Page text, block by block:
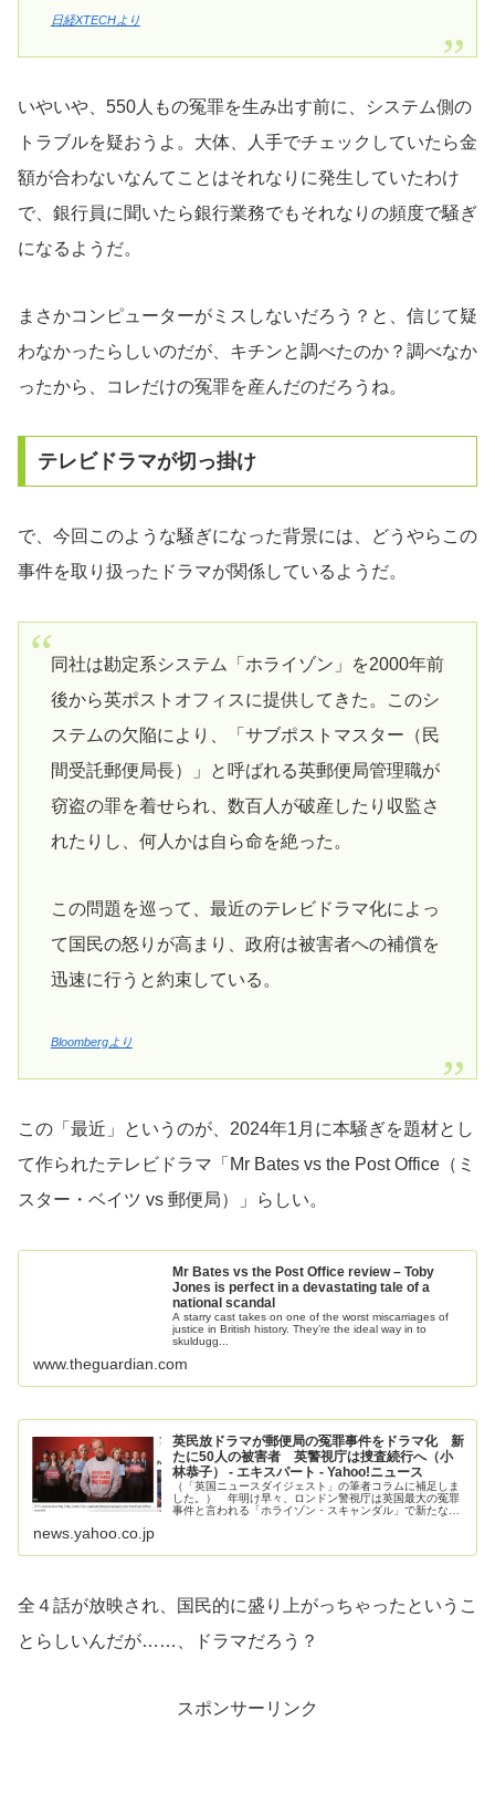
日経XTECHより
いやいや、550人もの冤罪を生み出す前に、システム側の
トラブルを疑おうよ。大体、人手でチェックしていたら金
額が合わないなんてことはそれなりに発生していたわけ
で、銀行員に聞いたら銀行業務でもそれなりの頻度で騒ぎ
になるようだ。
まさかコンピューターがミスしないだろう？と、信じて疑
わなかったらしいのだが、キチンと調べたのか？調べなか
ったから、コレだけの冤罪を産んだのだろうね。
テレビドラマが切っ掛け
で、今回このような騒ぎになった背景には、どうやらこの
事件を取り扱ったドラマが関係しているようだ。
同社は勘定系システム「ホライゾン」を2000年前
後から英ポストオフィスに提供してきた。このシ
ステムの欠陥により、「サブポストマスター（民
間受託郵便局長）」と呼ばれる英郵便局管理職が
窃盗の罪を着せられ、数百人が破産したり収監さ
れたりし、何人かは自ら命を絶った。
この問題を巡って、最近のテレビドラマ化によっ
て国民の怒りが高まり、政府は被害者への補償を
迅速に行うと約束している。
Bloombergより
この「最近」というのが、2024年1月に本騒ぎを題材とし
て作られたテレビドラマ「Mr Bates vs the Post Office（ミ
スター・ベイツ vs 郵便局）」らしい。
Mr Bates vs the Post Office review – Toby
Jones is perfect in a devastating tale of a
national scandal
A starry cast takes on one of the worst miscarriages of
justice in British history. They’re the ideal way in to
skuldugg...
www.theguardian.com
英民放ドラマが郵便局の冤罪事件をドラマ化 新
たに50人の被害者 英警視庁は捜査続行へ（小
林恭子） - エキスパート - Yahoo!ニュース
（「英国ニュースダイジェスト」の筆者コラムに補足しま
した。） 年明け早々、ロンドン警視庁は英国最大の冤罪
事件と言われる「ホライゾン・スキャンダル」で新たな不
news.yahoo.co.jp
全４話が放映され、国民的に盛り上がっちゃったというこ
とらしいんだが……、ドラマだろう？
スポンサーリンク